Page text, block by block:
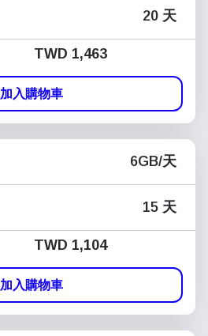
20 天
TWD 1,463
加入購物車
6GB/天
15 天
TWD 1,104
加入購物車